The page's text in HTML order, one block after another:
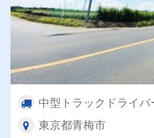
中型トラックドライバ
東京都青梅市